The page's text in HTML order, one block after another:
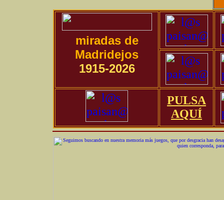
miradas de
Madridejos
1915-2026
PULSA
AQUÍ